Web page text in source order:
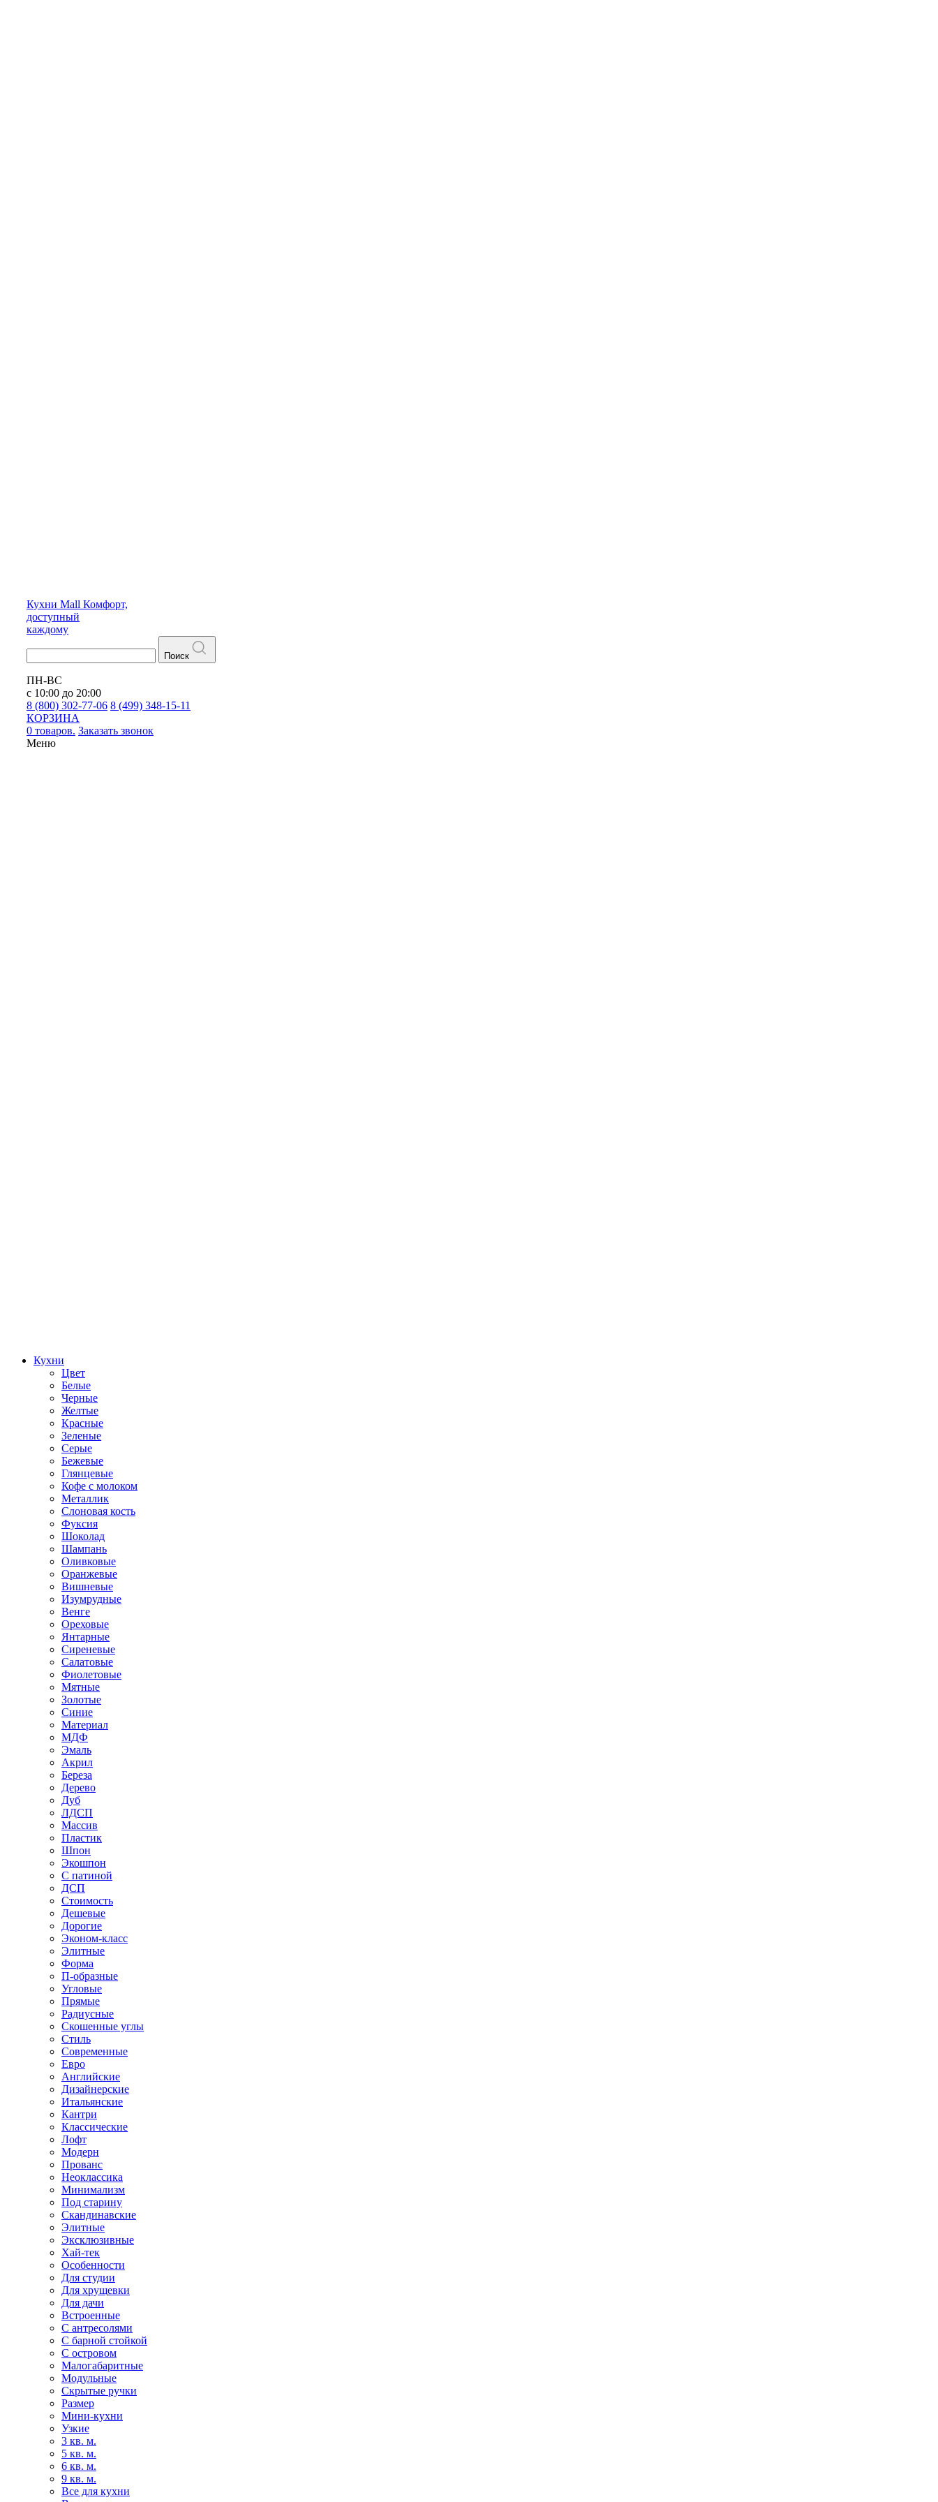
Кухни Mall Комфорт,
доступный
каждому
Поиск
ПН-ВС
с 10:00 до 20:00
8 (800) 302-77-06 8 (499) 348-15-11
КОРЗИНА
0 товаров. Заказать звонок
Меню
Кухни
Цвет
Белые
Черные
Желтые
Красные
Зеленые
Серые
Бежевые
Глянцевые
Кофе с молоком
Металлик
Слоновая кость
Фуксия
Шоколад
Шампань
Оливковые
Оранжевые
Вишневые
Изумрудные
Венге
Ореховые
Янтарные
Сиреневые
Салатовые
Фиолетовые
Мятные
Золотые
Синие
Материал
МДФ
Эмаль
Акрил
Береза
Дерево
Дуб
ЛДСП
Массив
Пластик
Шпон
Экошпон
С патиной
ДСП
Стоимость
Дешевые
Дорогие
Эконом-класс
Элитные
Форма
П-образные
Угловые
Прямые
Радиусные
Скошенные углы
Стиль
Современные
Евро
Английские
Дизайнерские
Итальянские
Кантри
Классические
Лофт
Модерн
Прованс
Неоклассика
Минимализм
Под старину
Скандинавские
Элитные
Эксклюзивные
Хай-тек
Особенности
Для студии
Для хрущевки
Для дачи
Встроенные
С антресолями
С барной стойкой
С островом
Малогабаритные
Модульные
Скрытые ручки
Размер
Мини-кухни
Узкие
3 кв. м.
5 кв. м.
6 кв. м.
9 кв. м.
Все для кухни